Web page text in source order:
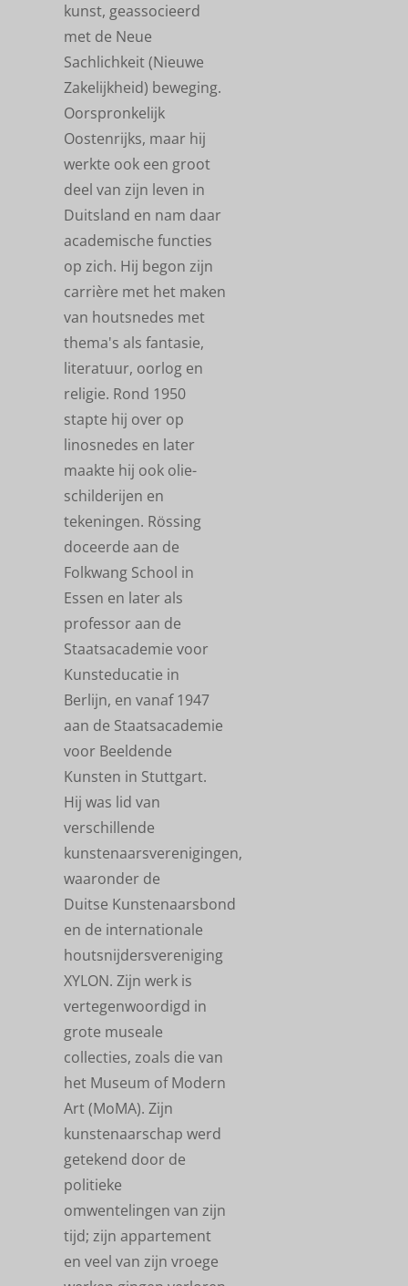
kunst, geassocieerd
met de Neue
Sachlichkeit (Nieuwe
Zakelijkheid) beweging.
Oorspronkelijk
Oostenrijks, maar hij
werkte ook een groot
deel van zijn leven in
Duitsland en nam daar
academische functies
op zich. Hij begon zijn
carrière met het maken
van houtsnedes met
thema's als fantasie,
literatuur, oorlog en
religie. Rond 1950
stapte hij over op
linosnedes en later
maakte hij ook olie-
schilderijen en
tekeningen. Rössing
doceerde aan de
Folkwang School in
Essen en later als
professor aan de
Staatsacademie voor
Kunsteducatie in
Berlijn, en vanaf 1947
aan de Staatsacademie
voor Beeldende
Kunsten in Stuttgart.
Hij was lid van
verschillende
kunstenaarsverenigingen,
waaronder de
Duitse Kunstenaarsbond
en de internationale
houtsnijdersvereniging
XYLON. Zijn werk is
vertegenwoordigd in
grote museale
collecties, zoals die van
het Museum of Modern
Art (MoMA). Zijn
kunstenaarschap werd
getekend door de
politieke
omwentelingen van zijn
tijd; zijn appartement
en veel van zijn vroege